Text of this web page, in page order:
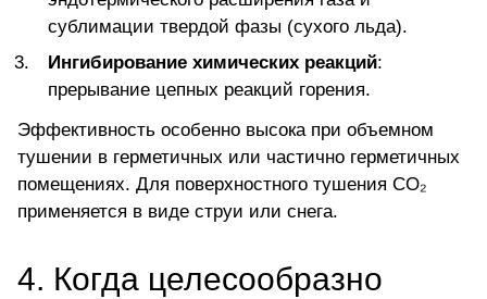
сублимации твердой фазы (сухого льда).
Ингибирование химических реакций:
прерывание цепных реакций горения.
Эффективность особенно высока при объемном
тушении в герметичных или частично герметичных
помещениях. Для поверхностного тушения CO₂
применяется в виде струи или снега.
4. Когда целесообразно